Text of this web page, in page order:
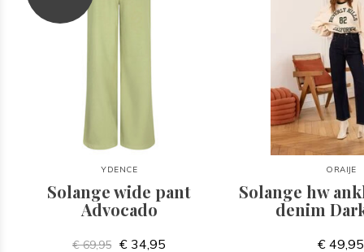
YDENCE
Solange wide pant
Advocado
€ 69,95 € 34,95
ORAIJE
Solange hw
denim
€ 49,95